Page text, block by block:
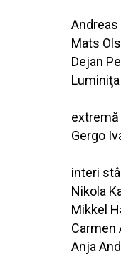
Andreas
Mats
Dejan
Gergo
interi
Nikola
Mikkel
Carmen
Anja